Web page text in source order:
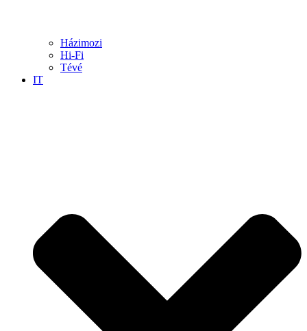
Házimozi
Hi-Fi
Tévé
IT